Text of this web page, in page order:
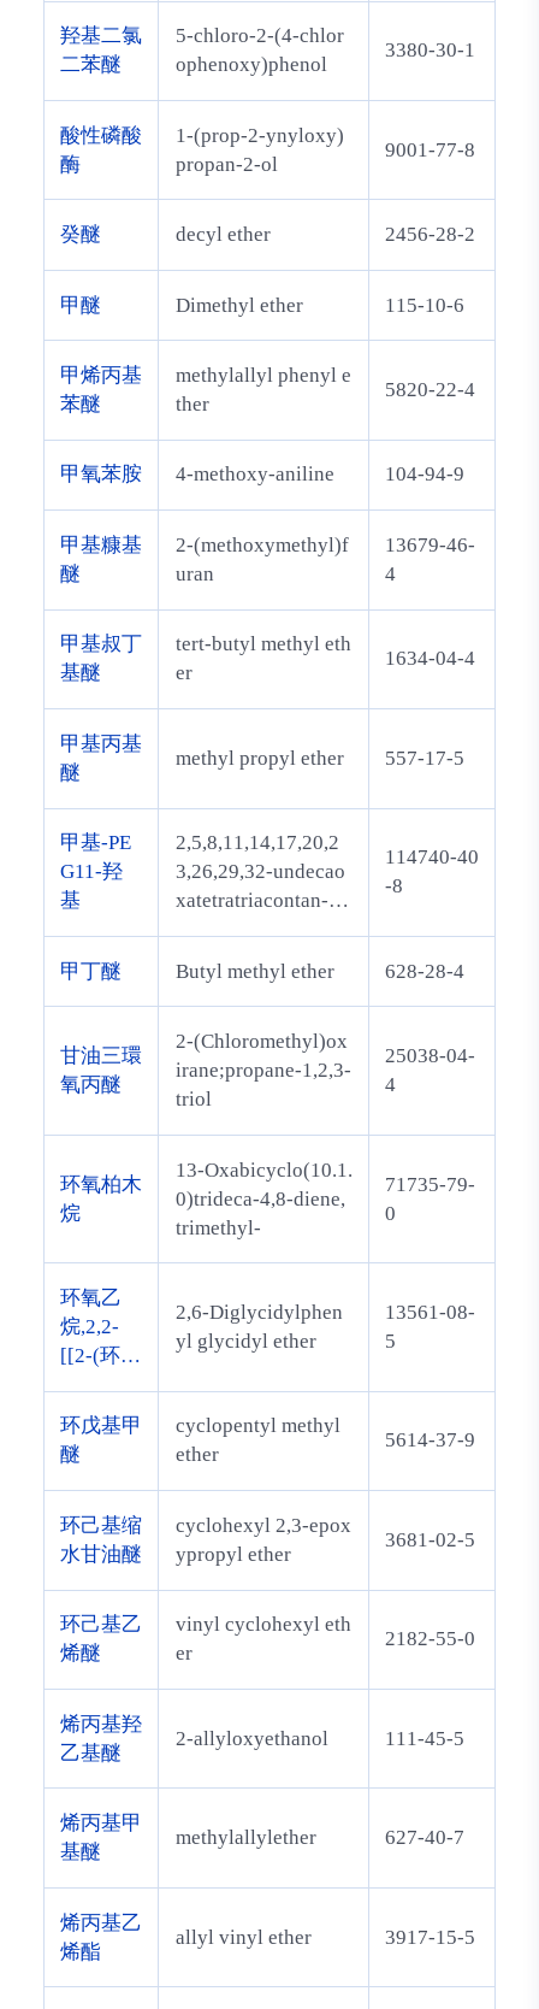
羟基二氯
二苯醚
5-chloro-2-(4-chlor
ophenoxy)phenol
3380-30-1
酸性磷酸
酶
1-(prop-2-ynyloxy)
propan-2-ol
9001-77-8
癸醚 decyl ether 2456-28-2
甲醚 Dimethyl ether 115-10-6
甲烯丙基
苯醚
methylallyl phenyl e
ther
5820-22-4
甲氧苯胺 4-methoxy-aniline 104-94-9
甲基糠基
醚
2-(methoxymethyl)f
uran
13679-46-
4
甲基叔丁
基醚
tert-butyl methyl eth
er
1634-04-4
甲基丙基
醚
methyl propyl ether 557-17-5
甲基-PE
G11-羟
基
2,5,8,11,14,17,20,2
3,26,29,32-undecao
xatetratriacontan-34
114740-40
-8
甲丁醚 Butyl methyl ether 628-28-4
甘油三環
氧丙醚
2-(Chloromethyl)ox
irane;propane-1,2,3-
triol
25038-04-
4
环氧柏木
烷
13-Oxabicyclo(10.1.
0)trideca-4,8-diene,
trimethyl-
71735-79-
0
环氧乙
烷,2,2-
[[2-(环氧
甲氧基)-
1,3-苯基
ENE]双
基)]双-
2,6-Diglycidylphen
yl glycidyl ether
13561-08-
5
环戊基甲
醚
cyclopentyl methyl
ether
5614-37-9
环己基缩
水甘油醚
cyclohexyl 2,3-epox
ypropyl ether
3681-02-5
环己基乙
烯醚
vinyl cyclohexyl eth
er
2182-55-0
烯丙基羟
乙基醚
2-allyloxyethanol 111-45-5
烯丙基甲
基醚
methylallylether 627-40-7
烯丙基乙
烯酯
allyl vinyl ether 3917-15-5